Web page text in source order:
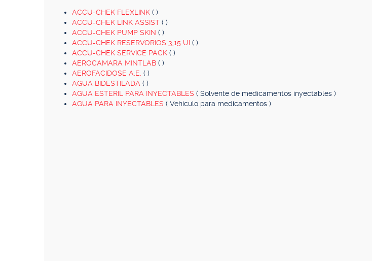
ACCU-CHEK FLEXLINK ( )
ACCU-CHEK LINK ASSIST ( )
ACCU-CHEK PUMP SKIN ( )
ACCU-CHEK RESERVORIOS 3,15 UI ( )
ACCU-CHEK SERVICE PACK ( )
AEROCAMARA MINTLAB ( )
AEROFACIDOSE A.E. ( )
AGUA BIDESTILADA ( )
AGUA ESTERIL PARA INYECTABLES ( Solvente de medicamentos inyectables )
AGUA PARA INYECTABLES ( Vehículo para medicamentos )